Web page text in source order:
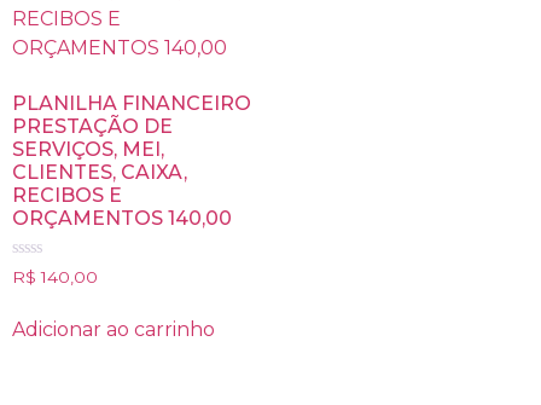
PLANILHA FINANCEIRO
PRESTAÇÃO DE
SERVIÇOS, MEI,
CLIENTES, CAIXA,
RECIBOS E
ORÇAMENTOS 140,00
Avaliação
0
5
R$ 140,00
Adicionar ao carrinho